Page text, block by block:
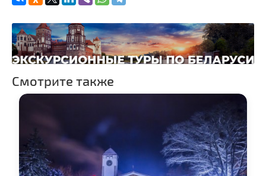
Смотрите также